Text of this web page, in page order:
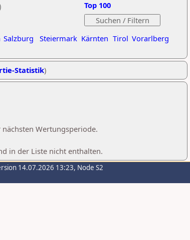
Salzburg Steiermark Kärnten Tirol Vorarlberg
Top 100
Statistik)
Wertungsperiode.
in der Liste nicht enthalten.
14.07.2026 13:23, Node S2